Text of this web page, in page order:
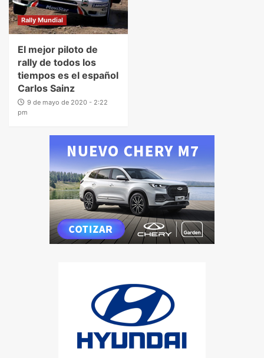
Rally Mundial
El mejor piloto de
rally de todos los
tiempos es el español
Carlos Sainz
9 de mayo de 2020 - 2:22
pm